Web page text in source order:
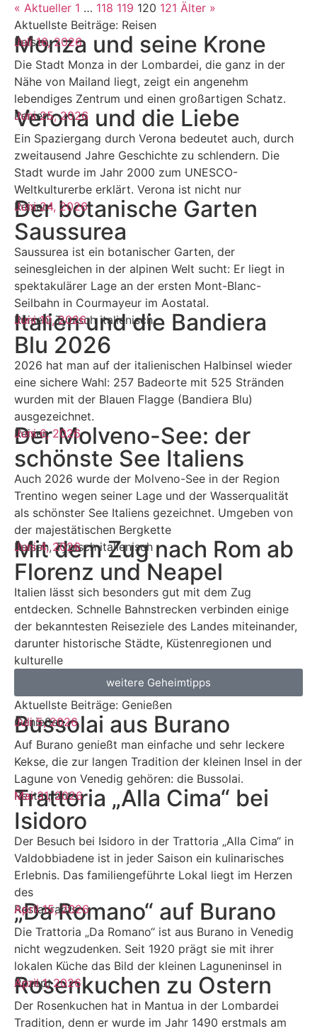
« Aktueller 1 … 118 119 120 121 Älter »
Aktuellste Beiträge: Reisen
Reisen
Monza und seine Krone
Die Stadt Monza in der Lombardei, die ganz in der
Nähe von Mailand liegt, zeigt ein angenehm
lebendiges Zentrum und einen großartigen Schatz.
Juli 16, 2026
Reisen
Verona und die Liebe
Ein Spaziergang durch Verona bedeutet auch, durch
zweitausend Jahre Geschichte zu schlendern. Die
Stadt wurde im Jahr 2000 zum UNESCO-
Weltkulturerbe erklärt. Verona ist nicht nur
Juni 25, 2026
Reisen
Der botanische Garten
Saussurea
Saussurea ist ein botanischer Garten, der
seinesgleichen in der alpinen Welt sucht: Er liegt in
spektakulärer Lage an der ersten Mont-Blanc-
Seilbahn in Courmayeur im Aostatal.
Juni 24, 2026
Reisen,Typisch italienisch
Italien und die Bandiera
Blu 2026
2026 hat man auf der italienischen Halbinsel wieder
eine sichere Wahl: 257 Badeorte mit 525 Stränden
wurden mit der Blauen Flagge (Bandiera Blu)
ausgezeichnet.
Juni 10, 2026
Reisen
Der Molveno-See: der
schönste See Italiens
Auch 2026 wurde der Molveno-See in der Region
Trentino wegen seiner Lage und der Wasserqualität
als schönster See Italiens gezeichnet. Umgeben von
der majestätischen Bergkette
Juni 6, 2026
Reisen,Typisch italienisch
Mit dem Zug nach Rom ab
Florenz und Neapel
Italien lässt sich besonders gut mit dem Zug
entdecken. Schnelle Bahnstrecken verbinden einige
der bekanntesten Reiseziele des Landes miteinander,
darunter historische Städte, Küstenregionen und
kulturelle
Juni 4, 2026
weitere Geheimtipps
Aktuellste Beiträge: Genießen
Genießen
Bussolai aus Burano
Auf Burano genießt man einfache und sehr leckere
Kekse, die zur langen Tradition der kleinen Insel in der
Lagune von Venedig gehören: die Bussolai.
Juli 5, 2026
Restaurants
Trattoria „Alla Cima“ bei
Isidoro
Der Besuch bei Isidoro in der Trattoria „Alla Cima“ in
Valdobbiadene ist in jeder Saison ein kulinarisches
Erlebnis. Das familiengeführte Lokal liegt im Herzen
des
Mai 31, 2026
Restaurants
„Da Romano“ auf Burano
Die Trattoria „Da Romano“ ist aus Burano in Venedig
nicht wegzudenken. Seit 1920 prägt sie mit ihrer
lokalen Küche das Bild der kleinen Laguneninsel in
April 15, 2026
Rezept
Rosenkuchen zu Ostern
Der Rosenkuchen hat in Mantua in der Lombardei
Tradition, denn er wurde im Jahr 1490 erstmals am
April 1, 2026